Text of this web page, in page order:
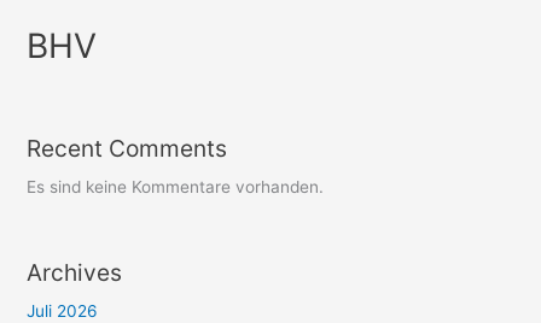
BHV
Recent Comments
Es sind keine Kommentare vorhanden.
Archives
Juli 2026